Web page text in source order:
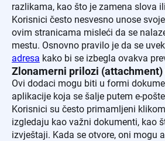
razlikama, kao što je zamena slova
Korisnici često nesvesno unose
ovim stranicama misleći da se
mestu. Osnovno pravilo je da se
adresa kako bi se izbegla ovakva
Zlonamerni prilozi (attachment)
Ovi dodaci mogu biti u formi
aplikacije koja se šalje putem e-
Korisnici su često primamljeni
izgledaju kao važni dokumenti, kao
izvještaji. Kada se otvore, oni mogu